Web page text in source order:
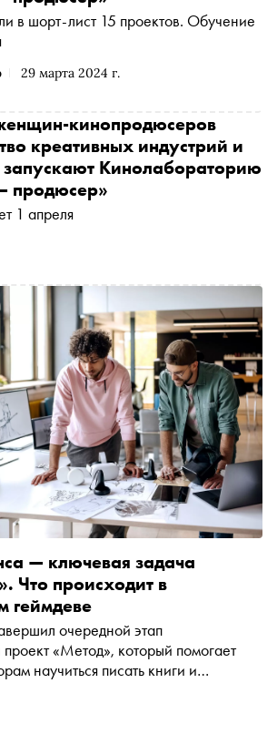
29 марта 2024 г.
в шорт-лист 15 проектов. Обучение
кинопродюсеров
креативных индустрий и
Кинолабораторию
продюсер»
1 апреля
— ключевая задача
Что происходит в
геймдеве
очередной этап
«Метод», который помогает
научиться писать книги и
видеоигр» рассказали «Снобу»,